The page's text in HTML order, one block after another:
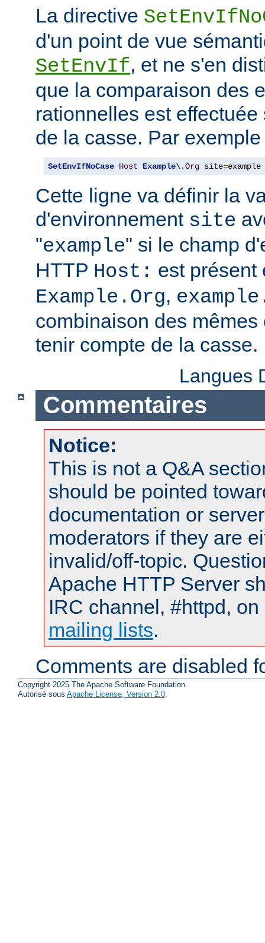
La directive
d'un point de vue
SetEnvIf, et ne s'en
que la comparaison des
rationnelles est
de la casse. Par exemple
SetEnvIfNoCase Host Example\.Org site=example
Cette ligne va définir la
d'environnement site
"example" si le champ
HTTP Host: est présent
Example.Org,
combinaison des
tenir compte de la casse.
Langues
Commentaires
Notice:
This is not a Q&A
should be pointed
documentation or
moderators if they are
invalid/off-topic.
Apache HTTP Server
IRC channel, #httpd,
mailing lists.
Comments are disabled
Copyright 2025 The Apache Software Foundation.
Autorisé sous Apache License, Version 2.0